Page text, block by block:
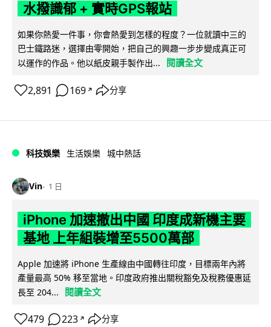
水撥識郁 + 實時GPS報站
如果你熱愛一件事，你會熱愛到怎樣的程度？一位就讀中三的
巴士鐵路迷，選擇由零開始，把自己的興趣一步步變成真正可
以運作的作品。他以紙皮親手製作出...
閱讀全文
2,891 169 ↗ 分享
科技娛樂 生活娛樂 城中熱話
Vin 1 日
iPhone 加速撤出中國 印度成新機主要
基地 上年組裝增至5500萬部
Apple 加速將 iPhone 生產線由中國轉往印度，目標兩年內將
產量最高 50% 移至當地。印度政府推出關稅豁免及稅務優惠延
長至 204...
閱讀全文
479 223 ↗ 分享